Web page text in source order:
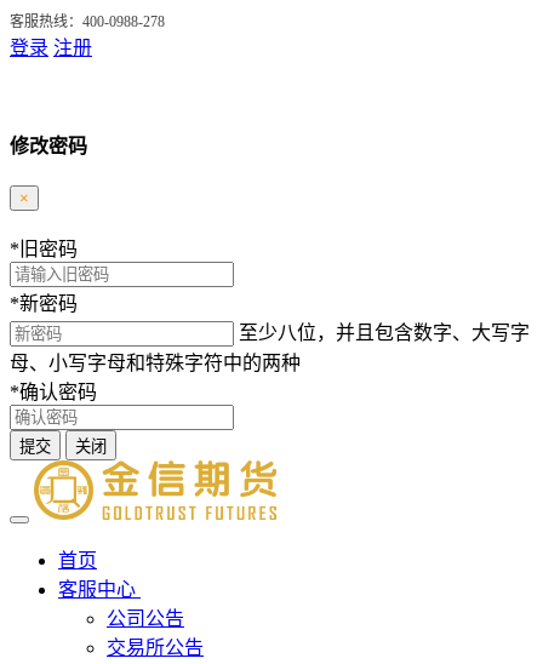
客服热线：400-0988-278
登录 注册
修改密码
×
* 旧密码
*新密码
至少八位，并且包含数字、大写字
母、小写字母和特殊字符中的两种
*确认密码
提交 关闭
首页
客服中心
公司公告
交易所公告